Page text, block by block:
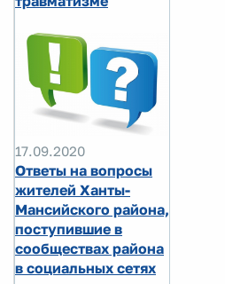
17.09.2020
Ответы на вопросы
жителей Ханты-
Мансийского района,
поступившие в
сообществах района
в социальных сетях